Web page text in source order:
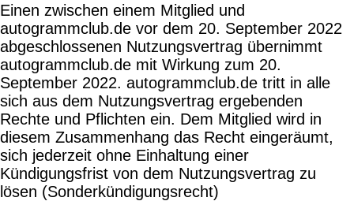
Einen zwischen einem Mitglied und
autogrammclub.de vor dem 20. September 2022
abgeschlossenen Nutzungsvertrag übernimmt
autogrammclub.de mit Wirkung zum 20.
September 2022. autogrammclub.de tritt in alle
sich aus dem Nutzungsvertrag ergebenden
Rechte und Pflichten ein. Dem Mitglied wird in
diesem Zusammenhang das Recht eingeräumt,
sich jederzeit ohne Einhaltung einer
Kündigungsfrist von dem Nutzungsvertrag zu
lösen (Sonderkündigungsrecht)